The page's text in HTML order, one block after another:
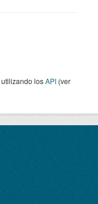
losAPI (ver